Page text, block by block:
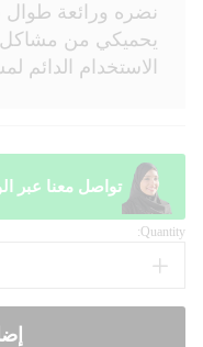
نضره ورائعة طوال
يحميكي من مشاكل
الاستخدام
تواصل معنا عبر
Quantity: